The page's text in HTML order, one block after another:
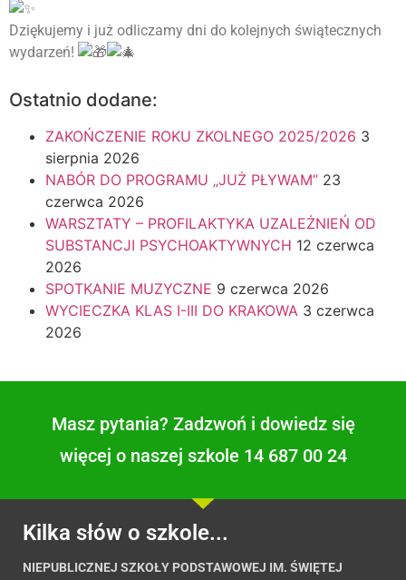
Dziękujemy i już odliczamy dni do kolejnych świątecznych
wydarzeń!
Ostatnio dodane:
ZAKOŃCZENIE ROKU ZKOLNEGO 2025/2026 3
sierpnia 2026
NABÓR DO PROGRAMU „JUŻ PŁYWAM” 23
czerwca 2026
WARSZTATY – PROFILAKTYKA UZALEŻNIEŃ OD
SUBSTANCJI PSYCHOAKTYWNYCH 12 czerwca
2026
SPOTKANIE MUZYCZNE 9 czerwca 2026
WYCIECZKA KLAS I-III DO KRAKOWA 3 czerwca
2026
Masz pytania? Zadzwoń i dowiedz się
więcej o naszej szkole 14 687 00 24
Kilka słów o szkole...
NIEPUBLICZNEJ SZKOŁY PODSTAWOWEJ IM. ŚWIĘTEJ